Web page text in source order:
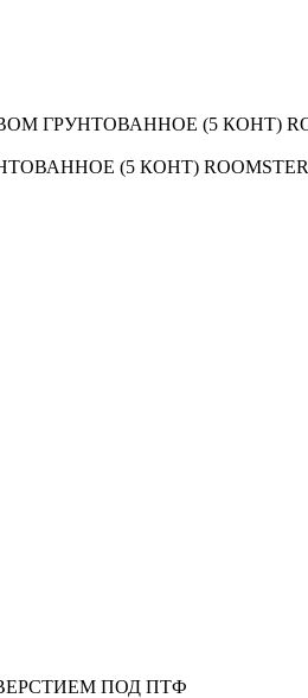
(5 КОНТ) ROOMSTER